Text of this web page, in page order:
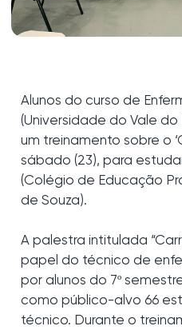
Alunos do curso de
(Universidade do Vale
um treinamento sobre o
sábado (23), para
(Colégio de Educação
de Souza).
A palestra intitulada
papel do técnico de
por alunos do 7º
como público-alvo 66
técnico. Durante o